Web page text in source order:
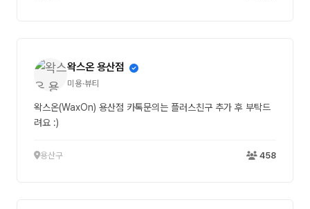
왁스온 용산점
미용·뷰티
왁스온(WaxOn) 용산점 카톡문의는 플러스친구 추가 후 부탁드
려요 :)
용산구 458